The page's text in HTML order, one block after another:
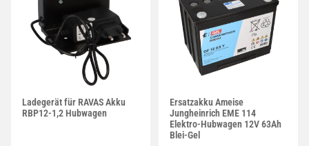
Ladegerät für RAVAS Akku
RBP12-1,2 Hubwagen
Ersatzakku Ameise
Jungheinrich EME 114
Elektro-Hubwagen 12V 63Ah
Blei-Gel